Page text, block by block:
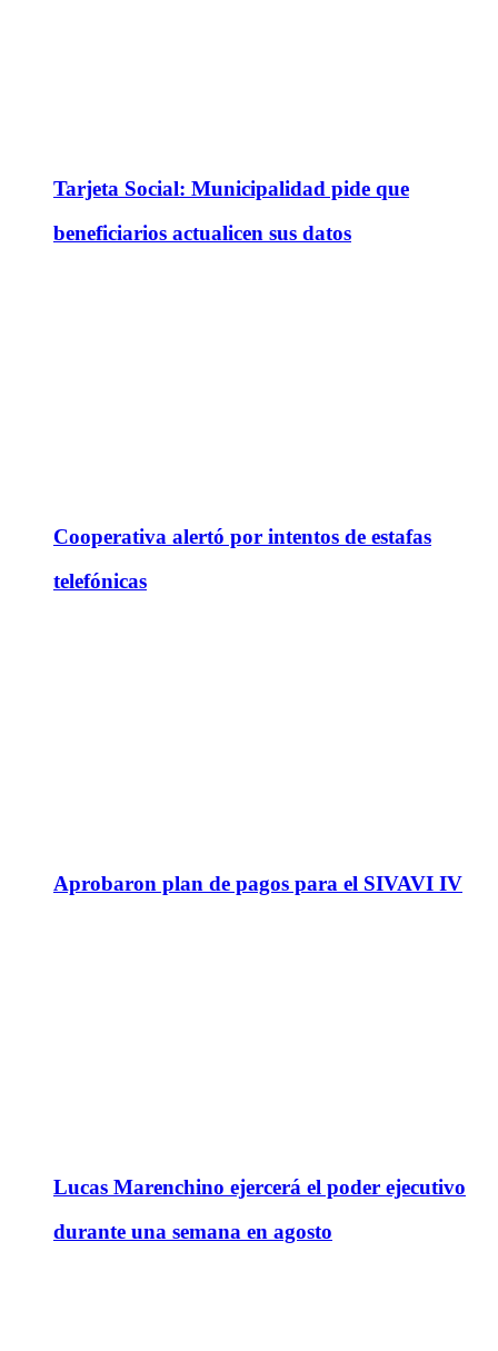
Tarjeta Social: Municipalidad pide que
beneficiarios actualicen sus datos
Cooperativa alertó por intentos de estafas
telefónicas
Aprobaron plan de pagos para el SIVAVI IV
Lucas Marenchino ejercerá el poder ejecutivo
durante una semana en agosto